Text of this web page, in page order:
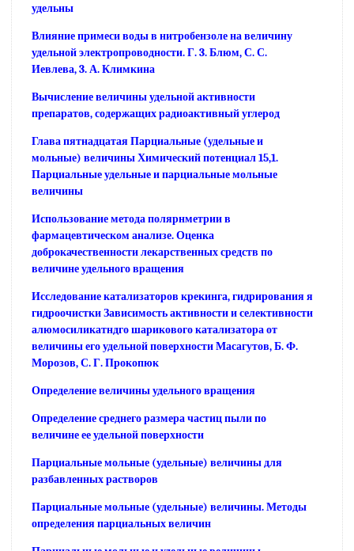
удельны
Влияние примеси воды в нитробензоле на величину
удельной электропроводности. Г. 3. Блюм, С. С.
Иевлева, 3. А. Климкина
Вычисление величины удельной активности
препаратов, содержащих радиоактивный углерод
Глава пятнадцатая Парциальные (удельные и
мольные) величины Химический потенциал 15,1.
Парциальные удельные и парциальные мольные
величины
Использование метода полярнметрии в
фармацевтическом анализе. Оценка
доброкачественности лекарственных средств по
величине удельного вращения
Исследование катализаторов крекинга, гидрирования я
гидроочистки Зависимость активности и селективности
алюмосиликатндго шарикового катализатора от
величины его удельной поверхности Масагутов, Б. Ф.
Морозов, С. Г. Прокопюк
Определение величины удельного вращения
Определение среднего размера частиц пыли по
величине ее удельной поверхности
Парциальные мольные (удельные) величины для
разбавленных растворов
Парциальные мольные (удельные) величины. Методы
определения парциальных величин